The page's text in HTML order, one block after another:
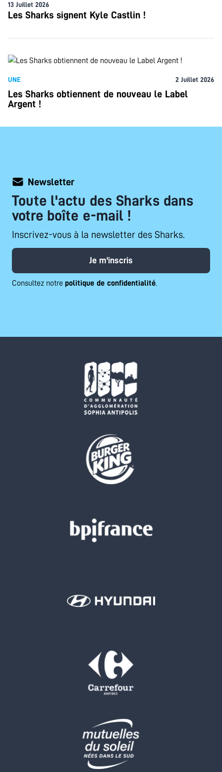
13 Juillet 2026
Les Sharks signent Kyle Castlin !
UNE 2 Juillet 2026
Les Sharks obtiennent de nouveau le Label
Argent !
Newsletter
Toute l'actu des Sharks dans
votre boîte e-mail !
Inscrivez-vous à la newsletter des Sharks.
Je m'inscris
Consultez notre politique de confidentialité.